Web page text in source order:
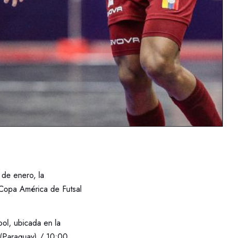
enero, la
América de Futsal
ubicada en la